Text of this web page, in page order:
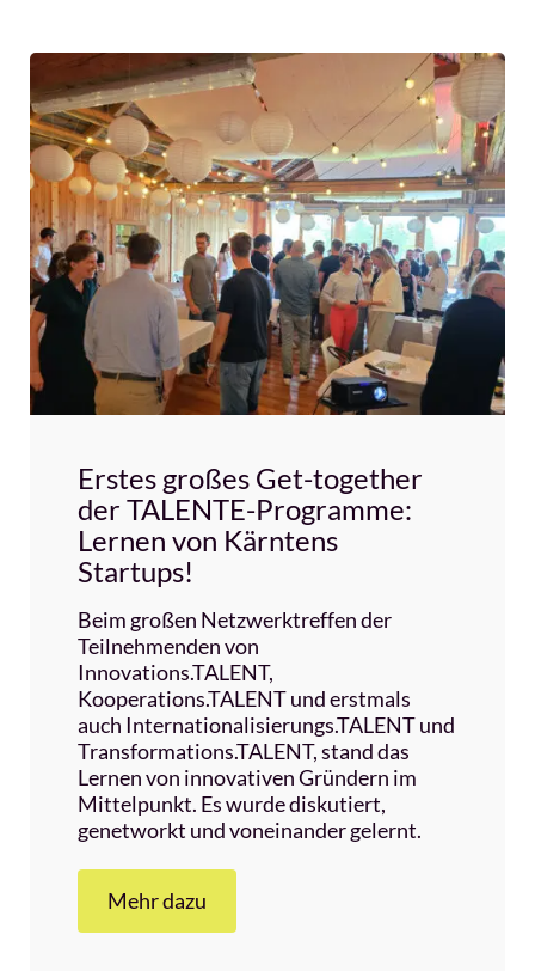
Erstes großes Get-together
der TALENTE-Programme:
Lernen von Kärntens
Startups!
Beim großen Netzwerktreffen der
Teilnehmenden von
Innovations.TALENT,
Kooperations.TALENT und erstmals
auch Internationalisierungs.TALENT und
Transformations.TALENT, stand das
Lernen von innovativen Gründern im
Mittelpunkt. Es wurde diskutiert,
genetworkt und voneinander gelernt.
Mehr dazu